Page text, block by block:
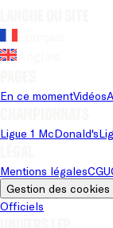
En ce momentVidéos
Ligue 1 McDonald's
Mentions légalesCGU
Gestion des cookies
Officiels